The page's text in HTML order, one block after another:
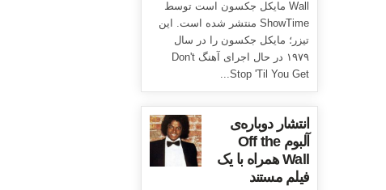
Wall مایکل جکسون است توسط
ShowTime منتشر شده است. این
تیزر؛ مایکل جکسون را در سال
۱۹۷۹ در حال اجرای آهنگ Don't
Stop 'Til You Get...
انتشار دوباره‌ی
آلبوم Off the
Wall همراه با یک
فیلم مستند